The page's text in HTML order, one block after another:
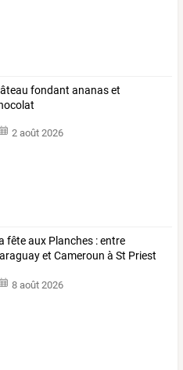
fondant ananas et
2 août 2026
fête aux Planches : entre
et Cameroun à St Priest
8 août 2026